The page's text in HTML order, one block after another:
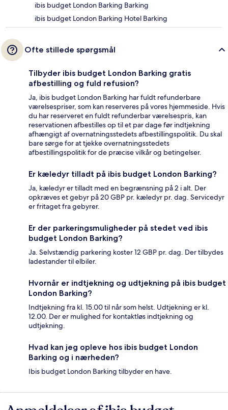
ibis budget London Barking Barking
ibis budget London Barking Hotel Barking
Ofte stillede spørgsmål
Tilbyder ibis budget London Barking gratis
afbestilling og fuld refusion?
Ja, ibis budget London Barking har fuldt refunderbare
værelsespriser, som kan reserveres på vores hjemmeside. Hvis
du har reserveret en fuldt refunderbar værelsespris, kan
reservationen afbestilles op til et par dage før indtjekning
afhængigt af overnatningsstedets afbestillingspolitik. Du skal
bare sørge for at tjekke overnatningsstedets
afbestillingspolitik for de præcise vilkår og betingelser.
Er kæledyr tilladt på ibis budget London Barking?
Ja, kæledyr er tilladt med en begrænsning på 2 i alt. Der
opkræves et gebyr på 20 GBP pr. kæledyr pr. dag. Servicedyr
er fritaget fra gebyrer.
Er der parkeringsmuligheder på stedet ved ibis
budget London Barking?
Ja. Selvstændig parkering koster 12 GBP pr. dag. Der tilbydes
ladestander til elbiler.
Hvornår er indtjekning og udtjekning på ibis budget
London Barking?
Indtjekning fra kl. 15.00 til når som helst. Udtjekning er kl.
12.00. Der er mulighed for kontaktløs indtjekning og
udtjekning.
Hvad kan jeg opleve hos ibis budget London
Barking og i nærheden?
Ibis budget London Barking tilbyder en have.